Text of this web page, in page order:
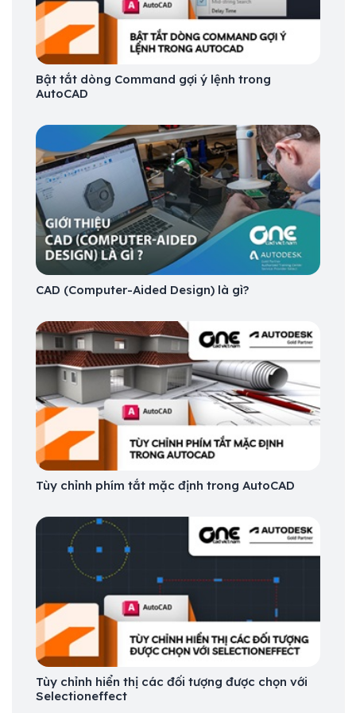
Bật tắt dòng Command gợi ý lệnh trong
AutoCAD
CAD (Computer-Aided Design) là gì?
Tùy chỉnh phím tắt mặc định trong AutoCAD
Tùy chỉnh hiển thị các đối tượng được chọn với
Selectioneffect